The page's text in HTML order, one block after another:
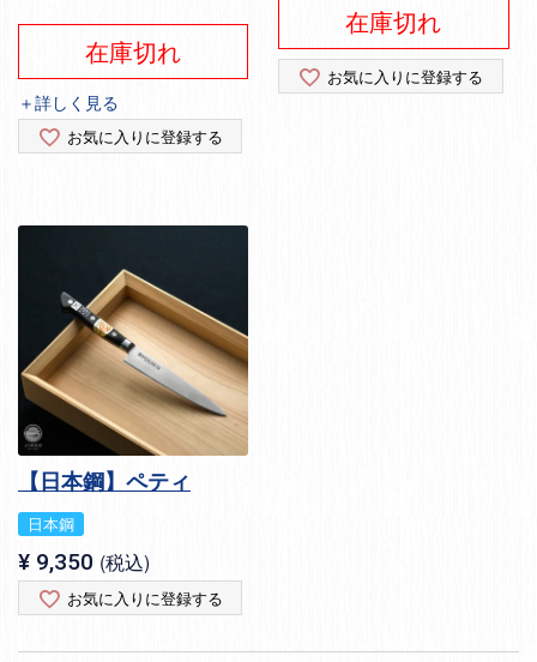
在庫切れ
＋詳しく見る
お気に入りに登録する
在庫切れ
お気に入りに登録する
【日本鋼】ペティ
日本鋼
¥ 9,350 税込
お気に入りに登録する